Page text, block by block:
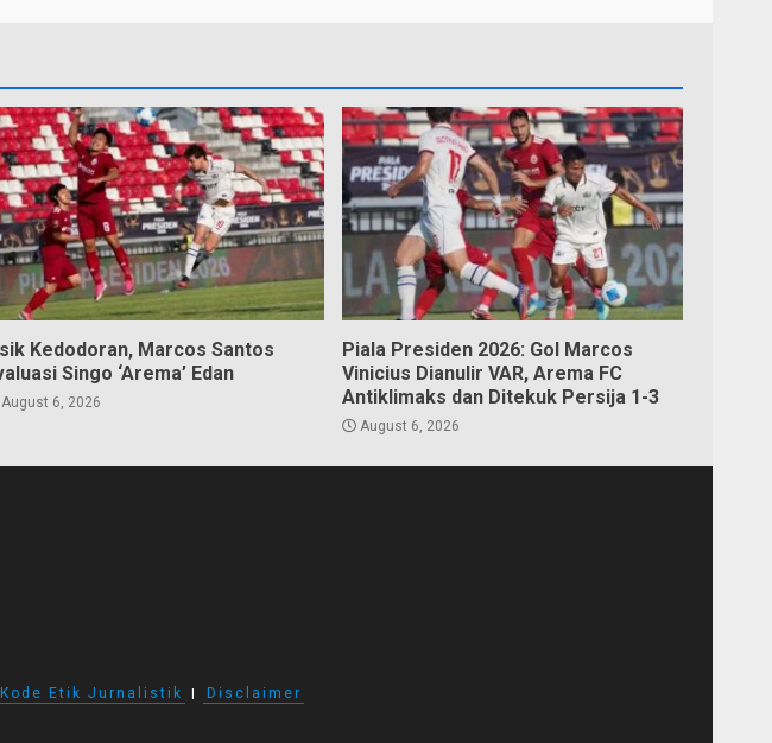
Kedodoran, Marcos Santos
Singo ‘Arema’ Edan
6, 2026
Piala Presiden 2026: Gol Marcos
Vinicius Dianulir VAR, Arema FC
Antiklimaks dan Ditekuk Persija 1-3
August 6, 2026
Kode Etik Jurnalistik I Disclaimer